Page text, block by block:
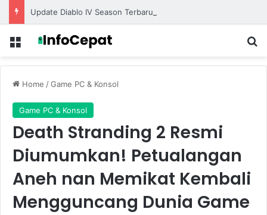
Menu
Home /Game PC & Konsol
Game PC & Konsol
Death Stranding 2 Resmi
Diumumkan! Petualangan
Aneh nan Memikat Kembali
Mengguncang Dunia Game